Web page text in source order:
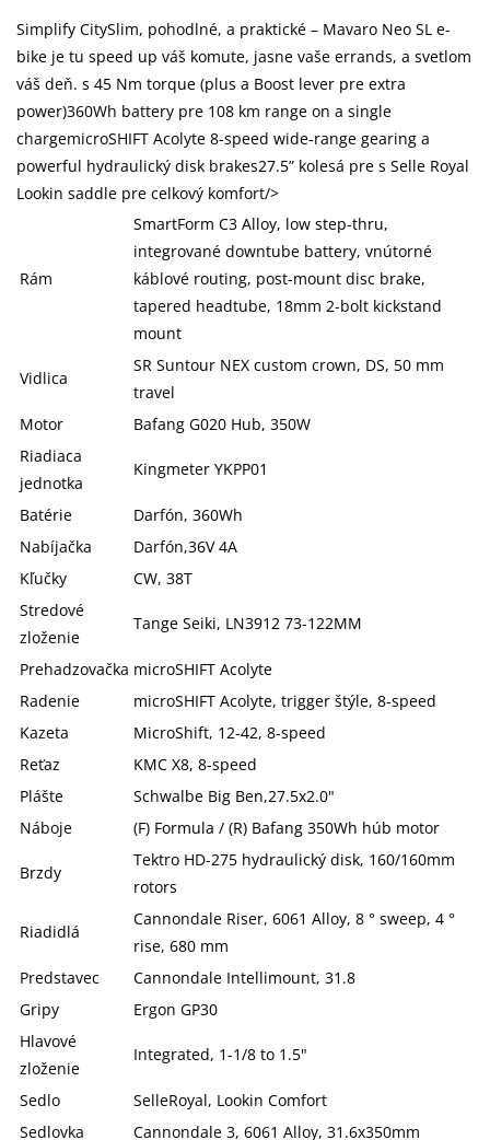
Simplify CitySlim, pohodlné, a praktické – Mavaro Neo SL e-
bike je tu speed up váš komute, jasne vaše errands, a svetlom
váš deň. s 45 Nm torque (plus a Boost lever pre extra
power)360Wh battery pre 108 km range on a single
chargemicroSHIFT Acolyte 8-speed wide-range gearing a
powerful hydraulický disk brakes27.5” kolesá pre s Selle Royal
Lookin saddle pre celkový komfort/>
Rám
SmartForm C3 Alloy, low step-thru,
integrované downtube battery, vnútorné
káblové routing, post-mount disc brake,
tapered headtube, 18mm 2-bolt kickstand
mount
Vidlica
SR Suntour NEX custom crown, DS, 50 mm
travel
Motor
Bafang G020 Hub, 350W
Riadiaca
jednotka
Kingmeter YKPP01
Batérie
Darfón, 360Wh
Nabíjačka
Darfón,36V 4A
Kľučky
CW, 38T
Stredové
zloženie
Tange Seiki, LN3912 73-122MM
Prehadzovačka microSHIFT Acolyte
Radenie
microSHIFT Acolyte, trigger štýle, 8-speed
Kazeta
MicroShift, 12-42, 8-speed
Reťaz
KMC X8, 8-speed
Plášte
Schwalbe Big Ben,27.5x2.0"
Náboje
(F) Formula / (R) Bafang 350Wh húb motor
Brzdy
Tektro HD-275 hydraulický disk, 160/160mm
rotors
Riadidlá
Cannondale Riser, 6061 Alloy, 8 ° sweep, 4 °
rise, 680 mm
Predstavec
Cannondale Intellimount, 31.8
Gripy
Ergon GP30
Hlavové
zloženie
Integrated, 1-1/8 to 1.5"
Sedlo
SelleRoyal, Lookin Comfort
Sedlovka
Cannondale 3, 6061 Alloy, 31.6x350mm